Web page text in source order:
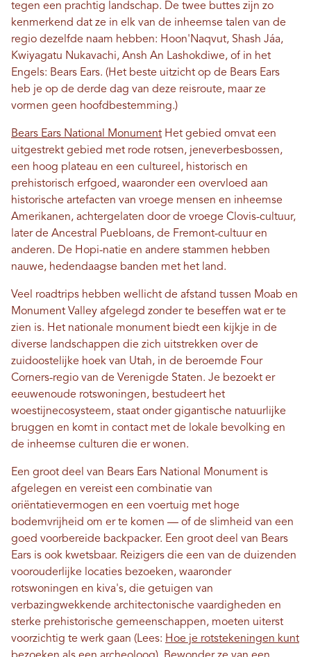
tegen een prachtig landschap. De twee buttes zijn zo
kenmerkend dat ze in elk van de inheemse talen van de
regio dezelfde naam hebben: Hoon'Naqvut, Shash Jáa,
Kwiyagatu Nukavachi, Ansh An Lashokdiwe, of in het
Engels: Bears Ears. (Het beste uitzicht op de Bears Ears
heb je op de derde dag van deze reisroute, maar ze
vormen geen hoofdbestemming.)
Bears Ears National Monument Het gebied omvat een
uitgestrekt gebied met rode rotsen, jeneverbesbossen,
een hoog plateau en een cultureel, historisch en
prehistorisch erfgoed, waaronder een overvloed aan
historische artefacten van vroege mensen en inheemse
Amerikanen, achtergelaten door de vroege Clovis-cultuur,
later de Ancestral Puebloans, de Fremont-cultuur en
anderen. De Hopi-natie en andere stammen hebben
nauwe, hedendaagse banden met het land.
Veel roadtrips hebben wellicht de afstand tussen Moab en
Monument Valley afgelegd zonder te beseffen wat er te
zien is. Het nationale monument biedt een kijkje in de
diverse landschappen die zich uitstrekken over de
zuidoostelijke hoek van Utah, in de beroemde Four
Corners-regio van de Verenigde Staten. Je bezoekt er
eeuwenoude rotswoningen, bestudeert het
woestijnecosysteem, staat onder gigantische natuurlijke
bruggen en komt in contact met de lokale bevolking en
de inheemse culturen die er wonen.
Een groot deel van Bears Ears National Monument is
afgelegen en vereist een combinatie van
oriëntatievermogen en een voertuig met hoge
bodemvrijheid om er te komen — of de slimheid van een
goed voorbereide backpacker. Een groot deel van Bears
Ears is ook kwetsbaar. Reizigers die een van de duizenden
voorouderlijke locaties bezoeken, waaronder
rotswoningen en kiva's, die getuigen van
verbazingwekkende architectonische vaardigheden en
sterke prehistorische gemeenschappen, moeten uiterst
voorzichtig te werk gaan (Lees: Hoe je rotstekeningen kunt